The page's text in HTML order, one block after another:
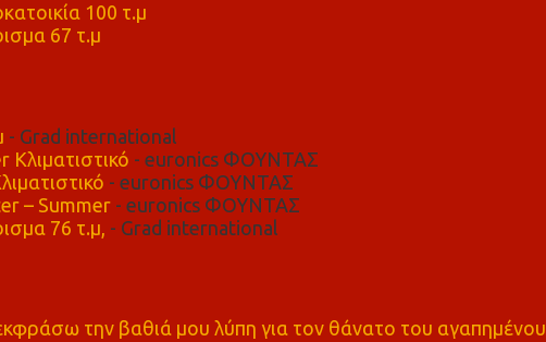
100 τ.μ
67 τ.μ
- Grad international
- euronics ΦΟΥΝΤΑΣ
- euronics ΦΟΥΝΤΑΣ
– Summer- euronics ΦΟΥΝΤΑΣ
76 τ.μ, - Grad international
την βαθιά μου λύπη για τον θάνατο του αγαπημένου